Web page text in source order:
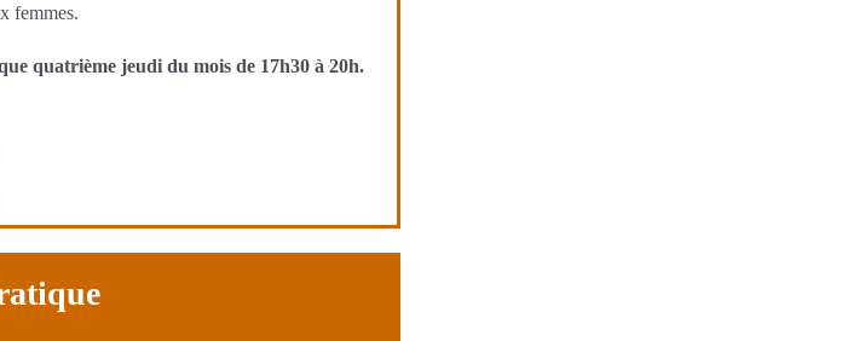
femmes.
quatrième jeudi du mois de 17h30 à 20h.